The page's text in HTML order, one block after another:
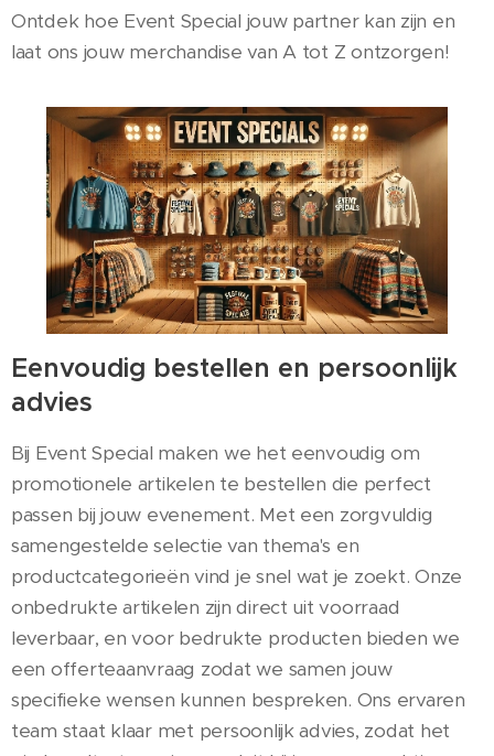
Ontdek hoe Event Special jouw partner kan zijn en
laat ons jouw merchandise van A tot Z ontzorgen!
Eenvoudig bestellen en persoonlijk
advies
Bij Event Special maken we het eenvoudig om
promotionele artikelen te bestellen die perfect
passen bij jouw evenement. Met een zorgvuldig
samengestelde selectie van thema's en
productcategorieën vind je snel wat je zoekt. Onze
onbedrukte artikelen zijn direct uit voorraad
leverbaar, en voor bedrukte producten bieden we
een offerteaanvraag zodat we samen jouw
specifieke wensen kunnen bespreken. Ons ervaren
team staat klaar met persoonlijk advies, zodat het